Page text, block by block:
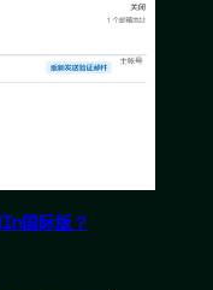
国际版？